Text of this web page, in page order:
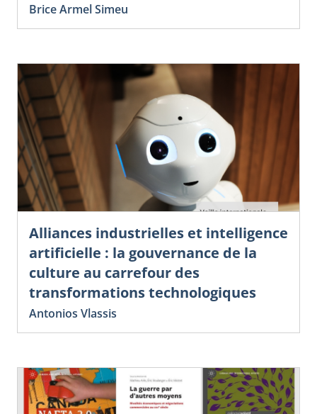
Brice Armel Simeu
Alliances industrielles et intelligence
artificielle : la gouvernance de la
culture au carrefour des
transformations technologiques
Antonios Vlassis